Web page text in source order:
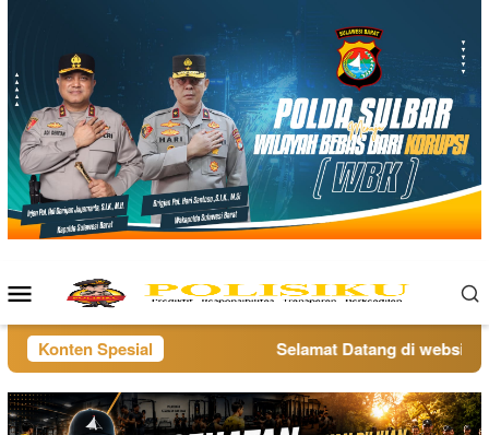
Menu
Mobile
Konten Spesial Selamat Datang di website